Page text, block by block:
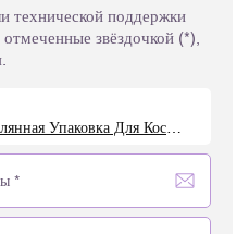
технической поддержки
звёздочкой (*),